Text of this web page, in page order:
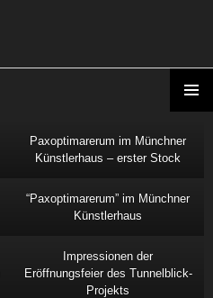
Paxoptimarerum im Münchner
Künstlerhaus – erster Stock
“Paxoptimarerum” im Münchner
Künstlerhaus
Impressionen der
Eröffnungsfeier des Tunnelblick-
Projekts